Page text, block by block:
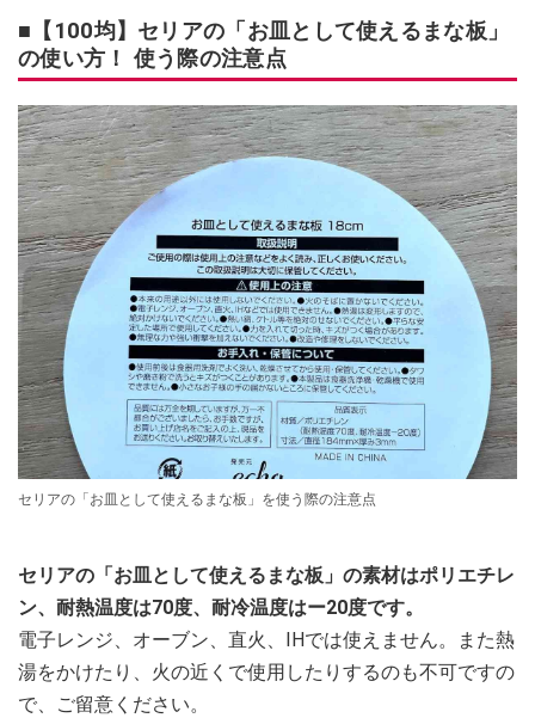
■【100均】セリアの「お皿として使えるまな板」
の使い方！ 使う際の注意点
セリアの「お皿として使えるまな板」を使う際の注意点
セリアの「お皿として使えるまな板」の素材はポリエチレ
ン、耐熱温度は70度、耐冷温度はー20度です。
電子レンジ、オーブン、直火、IHでは使えません。また熱
湯をかけたり、火の近くで使用したりするのも不可ですの
で、ご留意ください。